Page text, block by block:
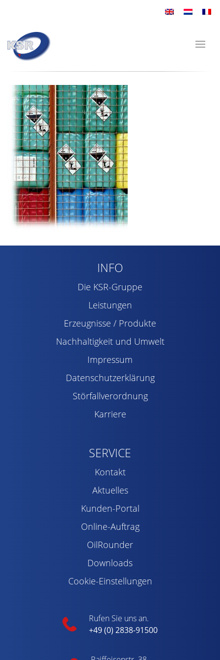
INFO
Die KSR-Gruppe
Leistungen
Erzeugnisse / Produkte
Nachhaltigkeit und Umwelt
Impressum
Datenschutzerklärung
Störfallverordnung
Karriere
SERVICE
Kontakt
Aktuelles
Kunden-Portal
Online-Auftrag
OilRounder
Downloads
Cookie-Einstellungen
Rufen Sie uns an.
+49 (0) 2838-91500